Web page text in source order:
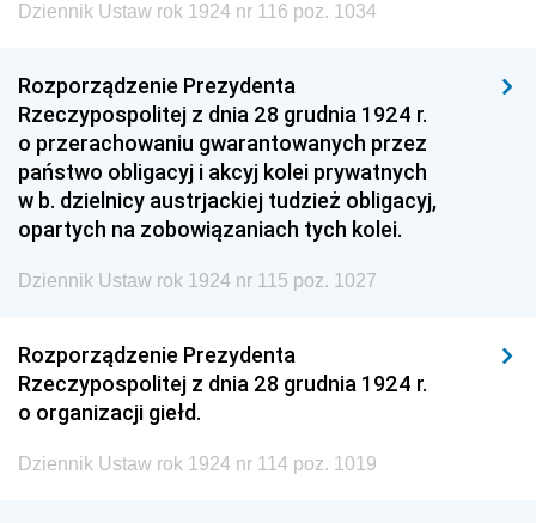
Dziennik Ustaw rok 1924 nr 116 poz. 1034
Rozporządzenie Prezydenta
Rzeczypospolitej z dnia 28 grudnia 1924 r.
o przerachowaniu gwarantowanych przez
państwo obligacyj i akcyj kolei prywatnych
w b. dzielnicy austrjackiej tudzież obligacyj,
opartych na zobowiązaniach tych kolei.
Dziennik Ustaw rok 1924 nr 115 poz. 1027
Rozporządzenie Prezydenta
Rzeczypospolitej z dnia 28 grudnia 1924 r.
o organizacji giełd.
Dziennik Ustaw rok 1924 nr 114 poz. 1019